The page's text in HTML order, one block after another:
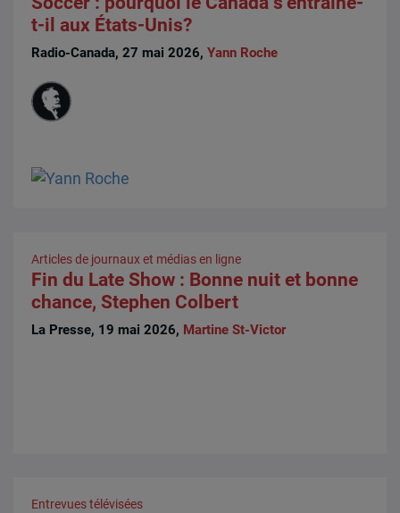
t-il aux États-Unis?
Radio-Canada, 27 mai 2026,Yann Roche
Articles de journaux et médias en ligne
Fin du Late Show : Bonne nuit et bonne
chance, Stephen Colbert
La Presse, 19 mai 2026, Martine St-Victor
Entrevues télévisées